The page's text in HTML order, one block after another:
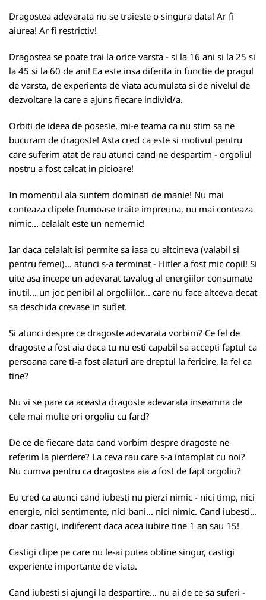
Dragostea adevarata nu se traieste o singura data! Ar fi
aiurea! Ar fi restrictiv!
Dragostea se poate trai la orice varsta - si la 16 ani si la 25 si
la 45 si la 60 de ani! Ea este insa diferita in functie de pragul
de varsta, de experienta de viata acumulata si de nivelul de
dezvoltare la care a ajuns fiecare individ/a.
Orbiti de ideea de posesie, mi-e teama ca nu stim sa ne
bucuram de dragoste! Asta cred ca este si motivul pentru
care suferim atat de rau atunci cand ne despartim - orgoliul
nostru a fost calcat in picioare!
In momentul ala suntem dominati de manie! Nu mai
conteaza clipele frumoase traite impreuna, nu mai conteaza
nimic... celalalt este un nemernic!
Iar daca celalalt isi permite sa iasa cu altcineva (valabil si
pentru femei)... atunci s-a terminat - Hitler a fost mic copil! Si
uite asa incepe un adevarat tavalug al energiilor consumate
inutil... un joc penibil al orgoliilor... care nu face altceva decat
sa deschida crevase in suflet.
Si atunci despre ce dragoste adevarata vorbim? Ce fel de
dragoste a fost aia daca tu nu esti capabil sa accepti faptul ca
persoana care ti-a fost alaturi are dreptul la fericire, la fel ca
tine?
Nu vi se pare ca aceasta dragoste adevarata inseamna de
cele mai multe ori orgoliu cu fard?
De ce de fiecare data cand vorbim despre dragoste ne
referim la pierdere? La ceva rau care s-a intamplat cu noi?
Nu cumva pentru ca dragostea aia a fost de fapt orgoliu?
Eu cred ca atunci cand iubesti nu pierzi nimic - nici timp, nici
energie, nici sentimente, nici bani... nici nimic. Cand iubesti...
doar castigi, indiferent daca acea iubire tine 1 an sau 15!
Castigi clipe pe care nu le-ai putea obtine singur, castigi
experiente importante de viata.
Cand iubesti si ajungi la despartire... nu ai de ce sa suferi -